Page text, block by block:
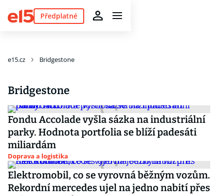
Předplatné
e15.cz Bridgestone
Bridgestone
Fondu Accolade vyšla sázka na industriální
parky. Hodnota portfolia se blíží padesáti
miliardám
Doprava a logistika
Elektromobil, co se vyrovná běžným vozům.
Rekordní mercedes ujel na jedno nabití přes